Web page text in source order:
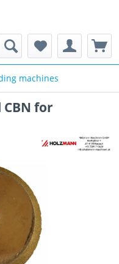
machines
for